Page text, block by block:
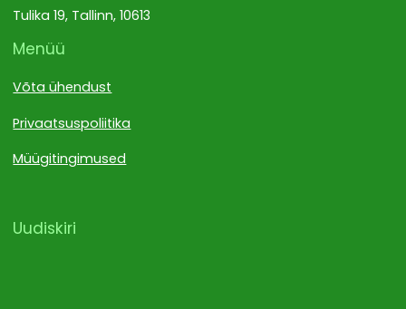
Tulika 19, Tallinn, 10613
Menüü
Võta ühendust
Privaatsuspoliitika
Müügitingimused
Uudiskiri